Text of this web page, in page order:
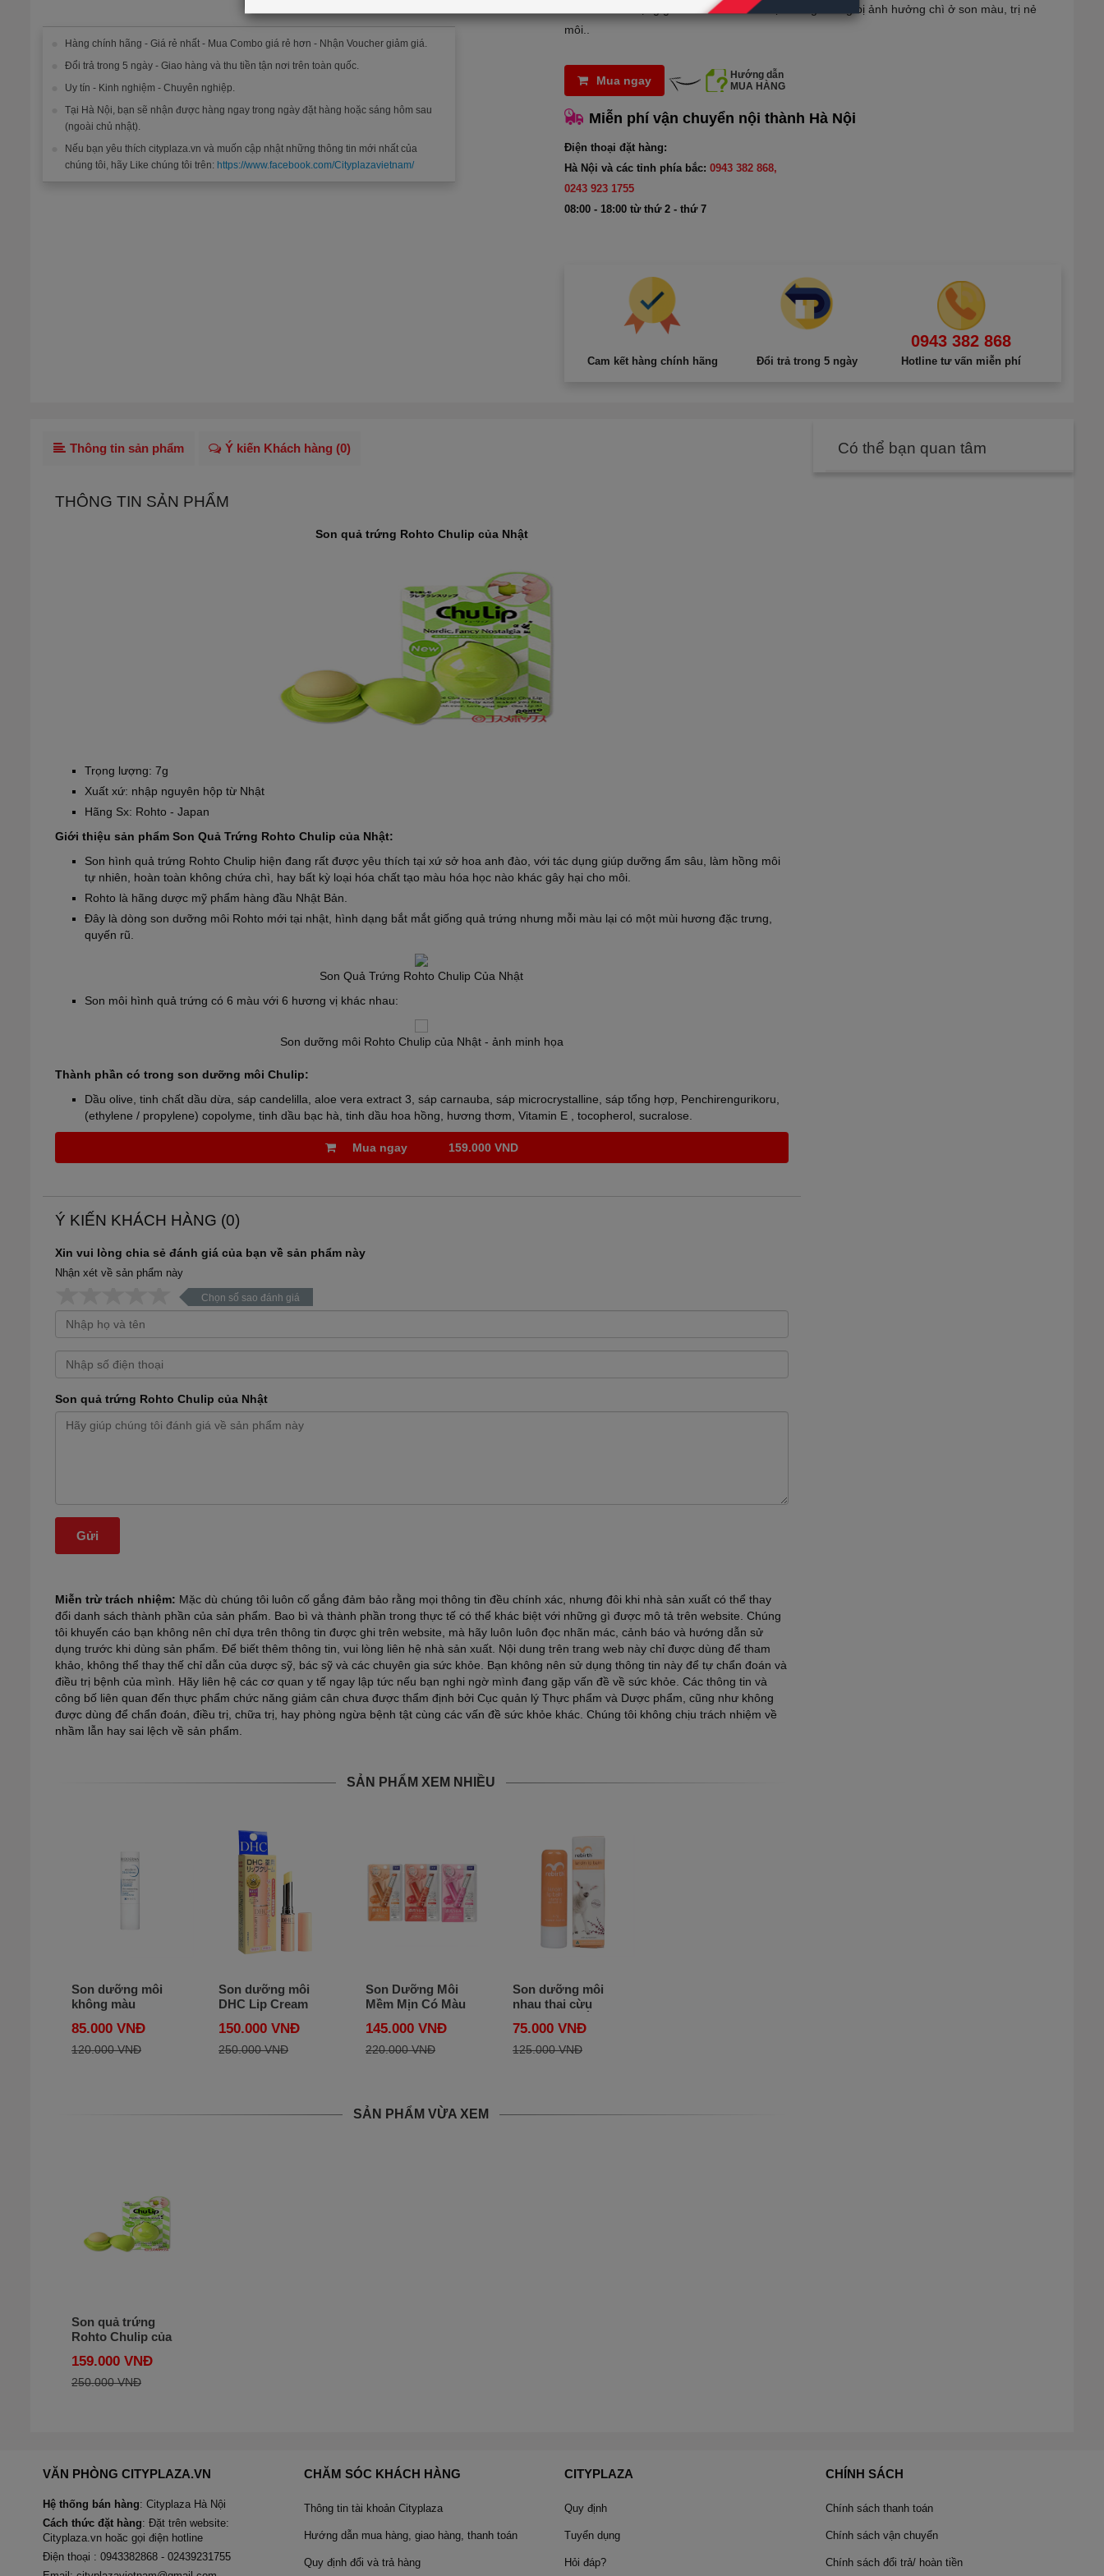
Hàng chính hãng - Giá rẻ nhất - Mua Combo giá rẻ hơn - Nhận Voucher giảm giá.
Đổi trả trong 5 ngày - Giao hàng và thu tiền tận nơi trên toàn quốc.
Uy tín - Kinh nghiệm - Chuyên nghiệp.
Tại Hà Nội, bạn sẽ nhận được hàng ngay trong ngày đặt hàng hoặc sáng hôm sau
(ngoài chủ nhật).
Nếu bạn yêu thích cityplaza.vn và muốn cập nhật những thông tin mới nhất của
chúng tôi, hãy Like chúng tôi trên: https://www.facebook.com/Cityplazavietnam/
Rohto có tác dụng giữ ẩm làm đôi môi mịn màng không bị ảnh hưởng chì ở son màu, trị nẻ
môi..
Mua ngay
Hướng dẫn
MUA HÀNG
Miễn phí vận chuyển nội thành Hà Nội
Điện thoại đặt hàng:
Hà Nội và các tỉnh phía bắc: 0943 382 868,
0243 923 1755
08:00 - 18:00 từ thứ 2 - thứ 7
Cam kết hàng chính hãng Đổi trả trong 5 ngày
0943 382 868
Hotline tư vấn miễn phí
Thông tin sản phẩm Ý kiến Khách hàng (0)
THÔNG TIN SẢN PHẨM
Son quả trứng Rohto Chulip của Nhật
Trọng lượng: 7g
Xuất xứ: nhập nguyên hộp từ Nhật
Hãng Sx: Rohto - Japan
Giới thiệu sản phẩm Son Quả Trứng Rohto Chulip của Nhật:
Son hình quả trứng Rohto Chulip hiện đang rất được yêu thích tại xứ sở hoa anh đào, với tác dụng giúp dưỡng ẩm sâu, làm hồng môi
tự nhiên, hoàn toàn không chứa chì, hay bất kỳ loại hóa chất tạo màu hóa học nào khác gây hại cho môi.
Rohto là hãng dược mỹ phẩm hàng đầu Nhật Bản.
Đây là dòng son dưỡng môi Rohto mới tại nhật, hình dạng bắt mắt giống quả trứng nhưng mỗi màu lại có một mùi hương đặc trưng,
quyến rũ.
Son Quả Trứng Rohto Chulip Của Nhật
Son môi hình quả trứng có 6 màu với 6 hương vị khác nhau:
Son dưỡng môi Rohto Chulip của Nhật - ảnh minh họa
Thành phần có trong son dưỡng môi Chulip:
Dầu olive, tinh chất dầu dừa, sáp candelilla, aloe vera extract 3, sáp carnauba, sáp microcrystalline, sáp tổng hợp, Penchirengurikoru,
(ethylene / propylene) copolyme, tinh dầu bạc hà, tinh dầu hoa hồng, hương thơm, Vitamin E , tocopherol, sucralose.
Mua ngay 159.000 VND
Ý KIẾN KHÁCH HÀNG (0)
Xin vui lòng chia sẻ đánh giá của bạn về sản phẩm này
Nhận xét về sản phẩm này
Chọn số sao đánh giá
Son quả trứng Rohto Chulip của Nhật
Miễn trừ trách nhiệm: Mặc dù chúng tôi luôn cố gắng đảm bảo rằng mọi thông tin đều chính xác, nhưng đôi khi nhà sản xuất có thể thay
đổi danh sách thành phần của sản phẩm. Bao bì và thành phần trong thực tế có thể khác biệt với những gì được mô tả trên website. Chúng
tôi khuyến cáo bạn không nên chỉ dựa trên thông tin được ghi trên website, mà hãy luôn luôn đọc nhãn mác, cảnh báo và hướng dẫn sử
dụng trước khi dùng sản phẩm. Để biết thêm thông tin, vui lòng liên hệ nhà sản xuất. Nội dung trên trang web này chỉ được dùng để tham
khảo, không thể thay thế chỉ dẫn của dược sỹ, bác sỹ và các chuyên gia sức khỏe. Bạn không nên sử dụng thông tin này để tự chẩn đoán và
điều trị bệnh của mình. Hãy liên hệ các cơ quan y tế ngay lập tức nếu bạn nghi ngờ mình đang gặp vấn đề về sức khỏe. Các thông tin và
công bố liên quan đến thực phẩm chức năng giảm cân chưa được thẩm định bởi Cục quản lý Thực phẩm và Dược phẩm, cũng như không
được dùng để chẩn đoán, điều trị, chữa trị, hay phòng ngừa bệnh tật cùng các vấn đề sức khỏe khác. Chúng tôi không chịu trách nhiệm về
nhầm lẫn hay sai lệch về sản phẩm.
SẢN PHẨM XEM NHIỀU
Son dưỡng môi
không màu
Stick Lèvres
85.000 VNĐ
120.000 VNĐ
Son dưỡng môi
DHC Lip Cream
Bản - Cho đôi môi
quyến rũ
150.000 VNĐ
250.000 VNĐ
Son Dưỡng Môi
Mềm Mịn Có Màu
Cream 1.5g của
Nhật Bản
145.000 VNĐ
220.000 VNĐ
Son dưỡng môi
nhau thai cừu
75.000 VNĐ
125.000 VNĐ
SẢN PHẨM VỪA XEM
Son quả trứng
Rohto Chulip của
159.000 VNĐ
250.000 VNĐ
Có thể bạn quan tâm
VĂN PHÒNG CITYPLAZA.VN
Hệ thống bán hàng: Cityplaza Hà Nội
Cách thức đặt hàng: Đặt trên website:
Cityplaza.vn hoăc gọi điện hotline
Điện thoại : 0943382868 - 02439231755
CHĂM SÓC KHÁCH HÀNG
Thông tin tài khoản Cityplaza
Hướng dẫn mua hàng, giao hàng, thanh toán
Quy định đổi và trả hàng
CITYPLAZA
Quy định
Tuyển dụng
Hỏi đáp?
CHÍNH SÁCH
Chính sách thanh toán
Chính sách vận chuyển
Chính sách đổi trả/ hoàn tiền